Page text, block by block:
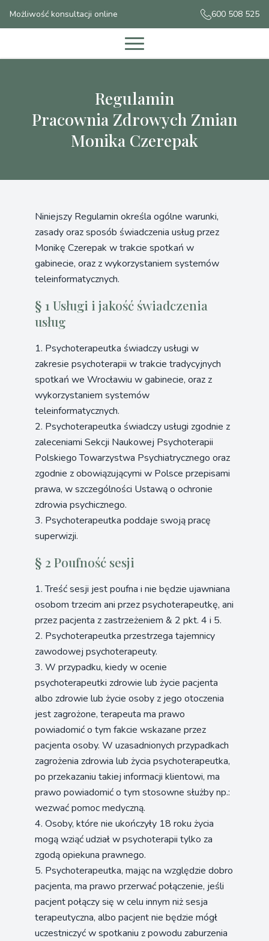
Możliwość konsultacji online 600 508 525
Regulamin
Pracownia Zdrowych Zmian
Monika Czerepak
Niniejszy Regulamin określa ogólne warunki,
zasady oraz sposób świadczenia usług przez
Monikę Czerepak w trakcie spotkań w
gabinecie, oraz z wykorzystaniem systemów
teleinformatycznych.
§ 1 Usługi i jakość świadczenia
usług
1. Psychoterapeutka świadczy usługi w
zakresie psychoterapii w trakcie tradycyjnych
spotkań we Wrocławiu w gabinecie, oraz z
wykorzystaniem systemów
teleinformatycznych.
2. Psychoterapeutka świadczy usługi zgodnie z
zaleceniami Sekcji Naukowej Psychoterapii
Polskiego Towarzystwa Psychiatrycznego oraz
zgodnie z obowiązującymi w Polsce przepisami
prawa, w szczególności Ustawą o ochronie
zdrowia psychicznego.
3. Psychoterapeutka poddaje swoją pracę
superwizji.
§ 2 Poufność sesji
1. Treść sesji jest poufna i nie będzie ujawniana
osobom trzecim ani przez psychoterapeutkę, ani
przez pacjenta z zastrzeżeniem & 2 pkt. 4 i 5.
2. Psychoterapeutka przestrzega tajemnicy
zawodowej psychoterapeuty.
3. W przypadku, kiedy w ocenie
psychoterapeutki zdrowie lub życie pacjenta
albo zdrowie lub życie osoby z jego otoczenia
jest zagrożone, terapeuta ma prawo
powiadomić o tym fakcie wskazane przez
pacjenta osoby. W uzasadnionych przypadkach
zagrożenia zdrowia lub życia psychoterapeutka,
po przekazaniu takiej informacji klientowi, ma
prawo powiadomić o tym stosowne służby np.:
wezwać pomoc medyczną.
4. Osoby, które nie ukończyły 18 roku życia
mogą wziąć udział w psychoterapii tylko za
zgodą opiekuna prawnego.
5. Psychoterapeutka, mając na względzie dobro
pacjenta, ma prawo przerwać połączenie, jeśli
pacjent połączy się w celu innym niż sesja
terapeutyczna, albo pacjent nie będzie mógł
uczestniczyć w spotkaniu z powodu zaburzenia